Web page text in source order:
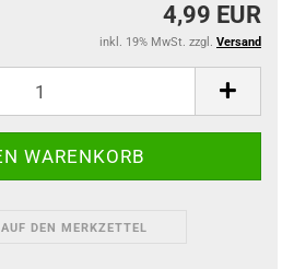
4,99 EUR
inkl. 19% MwSt. zzgl. Versand
AUF DEN MERKZETTEL